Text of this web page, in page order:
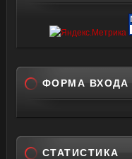
ФОРМА ВХОДА
СТАТИСТИКА